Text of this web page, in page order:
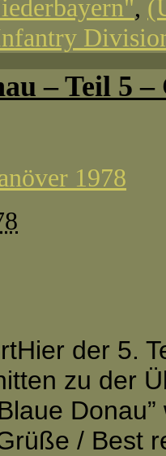
,
– Teil 5
1978
der 5.
zu der
/ Best